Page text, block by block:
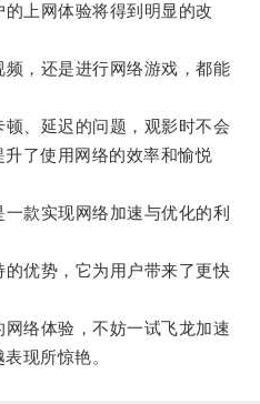
上网体验将得到明显的改
，还是进行网络游戏，都能
、延迟的问题，观影时不会
了使用网络的效率和愉悦
款实现网络加速与优化的利
优势，它为用户带来了更快
络体验，不妨一试飞龙加速
现所惊艳。